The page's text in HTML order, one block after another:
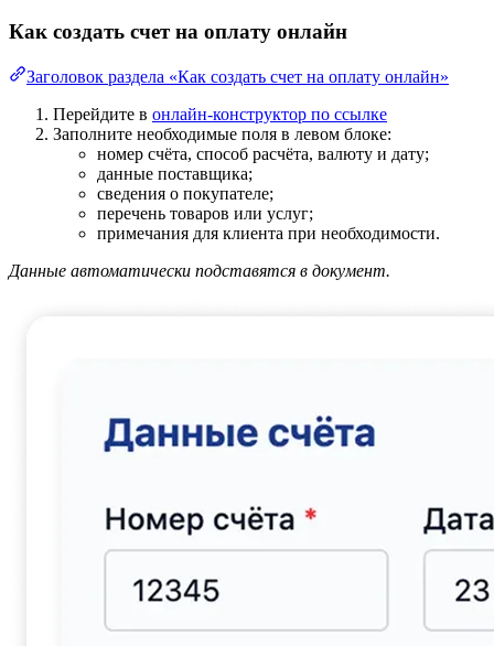
Как создать счет на оплату онлайн
Заголовок раздела «Как создать счет на оплату онлайн»
Перейдите в онлайн-конструктор по ссылке
Заполните необходимые поля в левом блоке:
номер счёта, способ расчёта, валюту и дату;
данные поставщика;
сведения о покупателе;
перечень товаров или услуг;
примечания для клиента при необходимости.
Данные автоматически подставятся в документ.